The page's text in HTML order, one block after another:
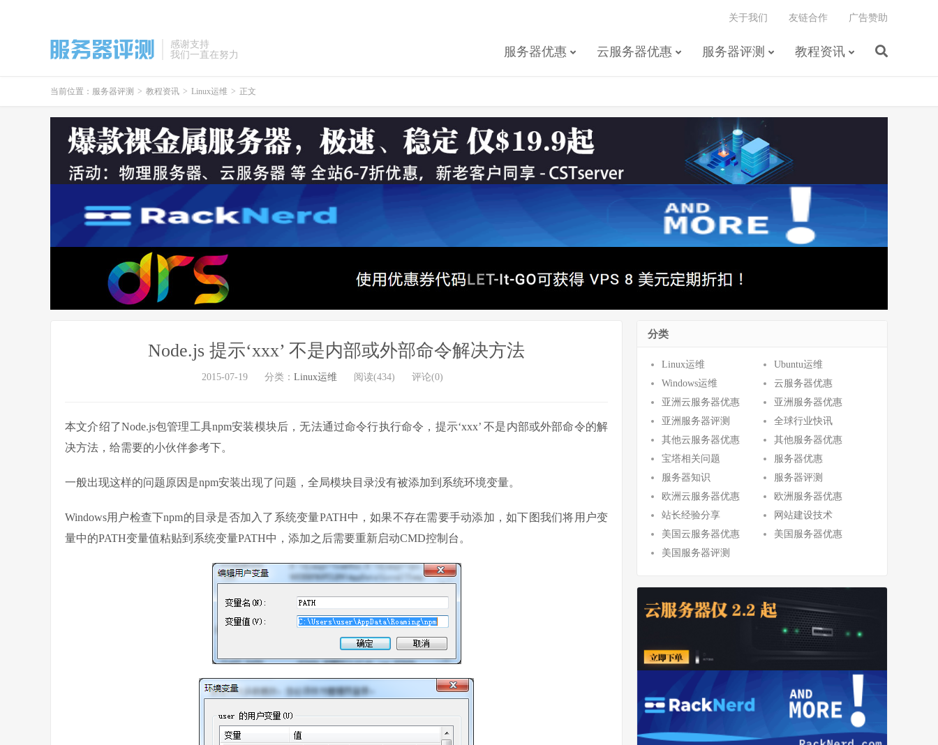
感谢支持
我们一直在努力
服务器优惠 云服务器优惠 服务器评测 教程资讯
关于我们 友链合作 广告赞助
当前位置： 服务器评测 > 教程资讯 > Linux运维 > 正文
Node.js 提示‘xxx’ 不是内部或外部命令解决方法
2015-07-19 分类： Linux运维 阅读(434) 评论(0)
本文介绍了Node.js包管理工具npm安装模块后，无法通过命令行执行命令，提示‘xxx’ 不是内部或外部命令的解
决方法，给需要的小伙伴参考下。
一般出现这样的问题原因是npm安装出现了问题，全局模块目录没有被添加到系统环境变量。
Windows用户检查下npm的目录是否加入了系统变量PATH中，如果不存在需要手动添加，如下图我们将用户变
量中的PATH变量值粘贴到系统变量PATH中，添加之后需要重新启动CMD控制台。
分类
Linux运维
Ubuntu运维
Windows运维
云服务器优惠
亚洲云服务器优惠
亚洲服务器优惠
亚洲服务器评测
全球行业快讯
其他云服务器优惠
其他服务器优惠
宝塔相关问题
服务器优惠
服务器知识
服务器评测
欧洲云服务器优惠
欧洲服务器优惠
站长经验分享
网站建设技术
美国云服务器优惠
美国服务器优惠
美国服务器评测